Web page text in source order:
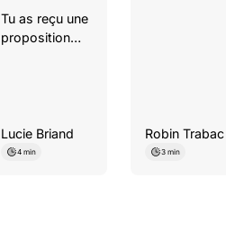
Tu as reçu une
proposition
comment ton
contrat va être
Lucie Briand
4 min
des congés
Robin Trabac
3 min